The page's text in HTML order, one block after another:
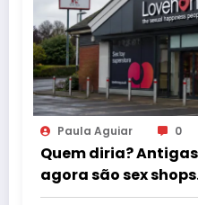
Paula Aguiar 0
Quem diria?
agora são sex